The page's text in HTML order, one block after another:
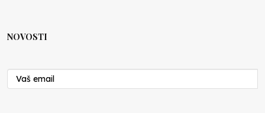
Nenad Veličković
29.10.2024
NOVOSTI